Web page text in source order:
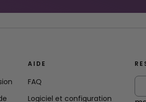
AIDE
FAQ
Logiciel et configuration